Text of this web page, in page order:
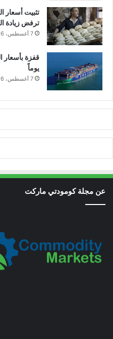
تثبيت أسعار
ترفض زيادة الـ
7 أغسطس، 2026
يوماً
7 أغسطس، 2026
عن مجلة كومودتي ماركت